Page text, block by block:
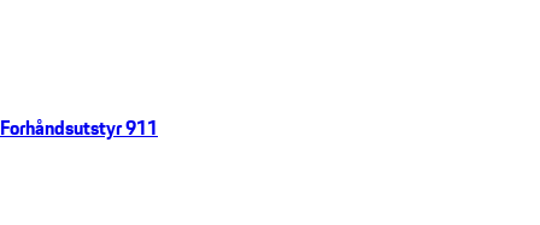
Forhåndsutstyr 911